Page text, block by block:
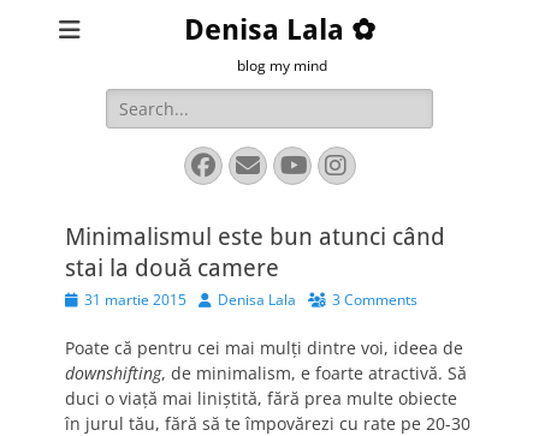
Denisa Lala ✿
blog my mind
Search
for:
Facebook
EmailYouTube
Instagram
Minimalismul este bun atunci când
stai la două camere
Posted
31 martie 2015 AuthorDenisa Lala 3 Comments
Poate că pentru cei mai mulți dintre voi, ideea de
downshifting, de minimalism, e foarte atractivă. Să
duci o viață mai liniștită, fără prea multe obiecte
în jurul tău, fără să te împovărezi cu rate pe 20-30